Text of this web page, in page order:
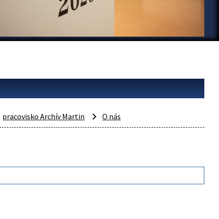
pracovisko Archív Martin O nás